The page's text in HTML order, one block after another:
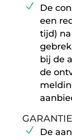
De
een
tijd)
bij de
de
De